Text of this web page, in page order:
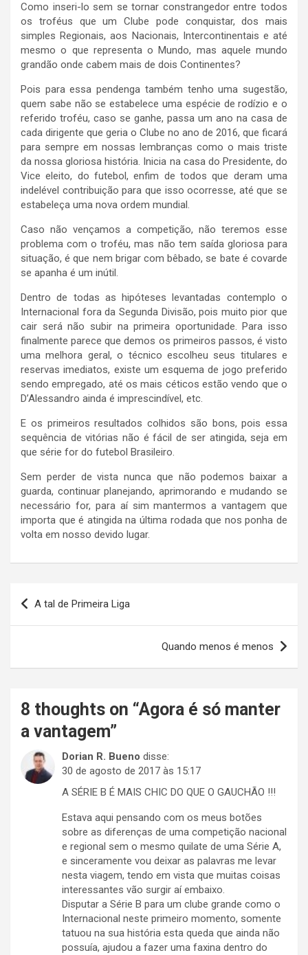
Como inseri-lo sem se tornar constrangedor entre todos
os troféus que um Clube pode conquistar, dos mais
simples Regionais, aos Nacionais, Intercontinentais e até
mesmo o que representa o Mundo, mas aquele mundo
grandão onde cabem mais de dois Continentes?
Pois para essa pendenga também tenho uma sugestão,
quem sabe não se estabelece uma espécie de rodízio e o
referido troféu, caso se ganhe, passa um ano na casa de
cada dirigente que geria o Clube no ano de 2016, que ficará
para sempre em nossas lembranças como o mais triste
da nossa gloriosa história. Inicia na casa do Presidente, do
Vice eleito, do futebol, enfim de todos que deram uma
indelével contribuição para que isso ocorresse, até que se
estabeleça uma nova ordem mundial.
Caso não vençamos a competição, não teremos esse
problema com o troféu, mas não tem saída gloriosa para
situação, é que nem brigar com bêbado, se bate é covarde
se apanha é um inútil.
Dentro de todas as hipóteses levantadas contemplo o
Internacional fora da Segunda Divisão, pois muito pior que
cair será não subir na primeira oportunidade. Para isso
finalmente parece que demos os primeiros passos, é visto
uma melhora geral, o técnico escolheu seus titulares e
reservas imediatos, existe um esquema de jogo preferido
sendo empregado, até os mais céticos estão vendo que o
D’Alessandro ainda é imprescindível, etc.
E os primeiros resultados colhidos são bons, pois essa
sequência de vitórias não é fácil de ser atingida, seja em
que série for do futebol Brasileiro.
Sem perder de vista nunca que não podemos baixar a
guarda, continuar planejando, aprimorando e mudando se
necessário for, para aí sim mantermos a vantagem que
importa que é atingida na última rodada que nos ponha de
volta em nosso devido lugar.
Navegação
de
A tal de Primeira Liga
Quando menos é menos
8 thoughts on “Agora é só manter
a vantagem”
Dorian R. Bueno disse:
30 de agosto de 2017 às 15:17
A SÉRIE B É MAIS CHIC DO QUE O GAUCHÃO !!!
Estava aqui pensando com os meus botões
sobre as diferenças de uma competição nacional
e regional sem o mesmo quilate de uma Série A,
e sinceramente vou deixar as palavras me levar
nesta viagem, tendo em vista que muitas coisas
interessantes vão surgir aí embaixo.
Disputar a Série B para um clube grande como o
Internacional neste primeiro momento, somente
tatuou na sua história esta queda que ainda não
possuía, ajudou a fazer uma faxina dentro do